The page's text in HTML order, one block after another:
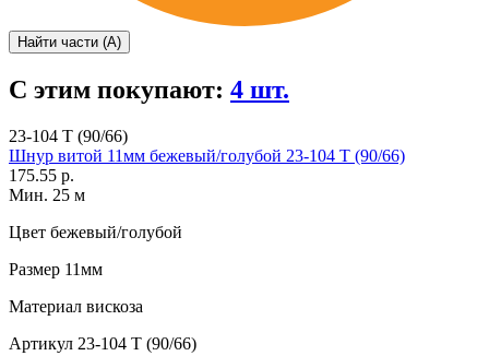
Найти части (А)
С этим покупают: 4 шт.
23-104 T (90/66)
Шнур витой 11мм бежевый/голубой 23-104 T (90/66)
175.55 р.
Мин. 25 м
Цвет бежевый/голубой
Размер 11мм
Материал вискоза
Артикул 23-104 T (90/66)